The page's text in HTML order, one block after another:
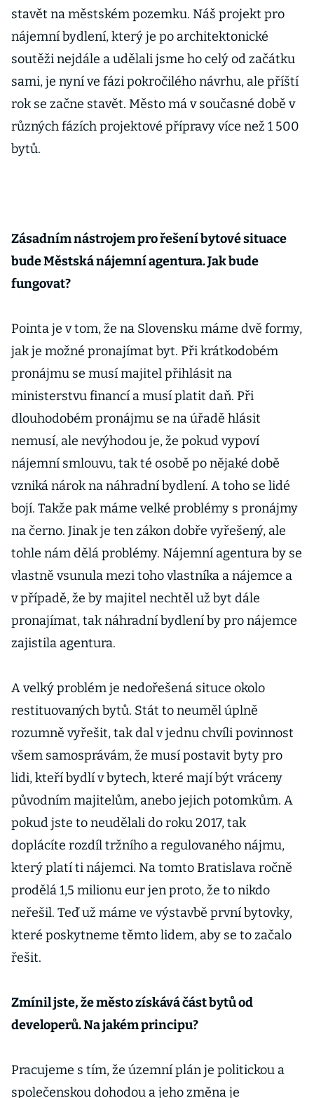
stavět na městském pozemku. Náš projekt pro
nájemní bydlení, který je po architektonické
soutěži nejdále a udělali jsme ho celý od začátku
sami, je nyní ve fázi pokročilého návrhu, ale příští
rok se začne stavět. Město má v současné době v
různých fázích projektové přípravy více než 1 500
bytů.
Zásadním nástrojem pro řešení bytové situace
bude Městská nájemní agentura. Jak bude
fungovat?
Pointa je v tom, že na Slovensku máme dvě formy,
jak je možné pronajímat byt. Při krátkodobém
pronájmu se musí majitel přihlásit na
ministerstvu financí a musí platit daň. Při
dlouhodobém pronájmu se na úřadě hlásit
nemusí, ale nevýhodou je, že pokud vypoví
nájemní smlouvu, tak té osobě po nějaké době
vzniká nárok na náhradní bydlení. A toho se lidé
bojí. Takže pak máme velké problémy s pronájmy
na černo. Jinak je ten zákon dobře vyřešený, ale
tohle nám dělá problémy. Nájemní agentura by se
vlastně vsunula mezi toho vlastníka a nájemce a
v případě, že by majitel nechtěl už byt dále
pronajímat, tak náhradní bydlení by pro nájemce
zajistila agentura.
A velký problém je nedořešená situce okolo
restituovaných bytů. Stát to neuměl úplně
rozumně vyřešit, tak dal v jednu chvíli povinnost
všem samosprávám, že musí postavit byty pro
lidi, kteří bydlí v bytech, které mají být vráceny
původním majitelům, anebo jejich potomkům. A
pokud jste to neudělali do roku 2017, tak
doplácíte rozdíl tržního a regulovaného nájmu,
který platí ti nájemci. Na tomto Bratislava ročně
prodělá 1,5 milionu eur jen proto, že to nikdo
neřešil. Teď už máme ve výstavbě první bytovky,
které poskytneme těmto lidem, aby se to začalo
řešit.
Zmínil jste, že město získává část bytů od
developerů. Na jakém principu?
Pracujeme s tím, že územní plán je politickou a
společenskou dohodou a jeho změna je